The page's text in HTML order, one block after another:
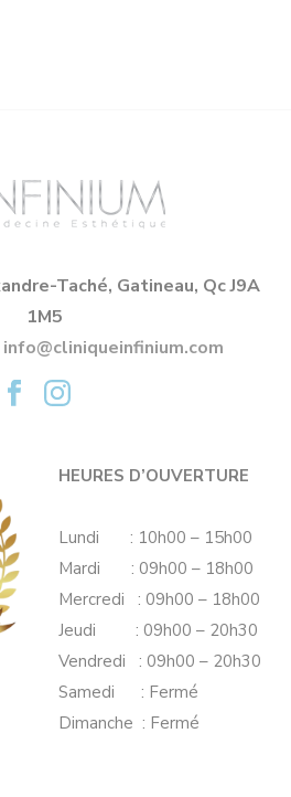
Taché, Gatineau, Qc J9A
1M5
info@cliniqueinfinium.com
HEURES D’OUVERTURE
Lundi : 10h00 – 15h00
Mardi : 09h00 – 18h00
Mercredi : 09h00 – 18h00
Jeudi : 09h00 – 20h30
Vendredi : 09h00 – 20h30
Samedi : Fermé
Dimanche : Fermé